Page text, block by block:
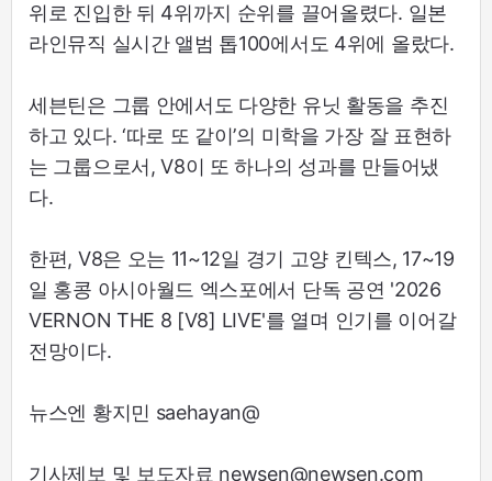
위로 진입한 뒤 4위까지 순위를 끌어올렸다. 일본
라인뮤직 실시간 앨범 톱100에서도 4위에 올랐다.
세븐틴은 그룹 안에서도 다양한 유닛 활동을 추진
하고 있다. ‘따로 또 같이’의 미학을 가장 잘 표현하
는 그룹으로서, V8이 또 하나의 성과를 만들어냈
다.
한편, V8은 오는 11~12일 경기 고양 킨텍스, 17~19
일 홍콩 아시아월드 엑스포에서 단독 공연 '2026
VERNON THE 8 [V8] LIVE'를 열며 인기를 이어갈
전망이다.
뉴스엔 황지민 saehayan@
기사제보 및 보도자료 newsen@newsen.com